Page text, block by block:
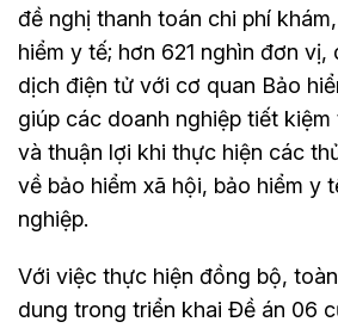
đề nghị thanh toán chi phí
hiểm y tế; hơn 621 nghìn đơn vị,
dịch điện tử với cơ quan Bảo
giúp các doanh nghiệp tiết
và thuận lợi khi thực hiện các
về bảo hiểm xã hội, bảo hiểm y
nghiệp.
Với việc thực hiện đồng bộ,
dung trong triển khai Đề án 06